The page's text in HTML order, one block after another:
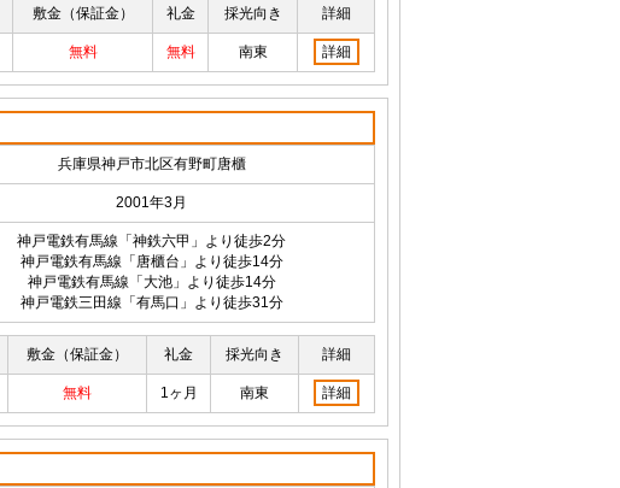
敷金（保証金） 礼金 採光向き 詳細
無料 無料 南東 詳細
兵庫県神戸市北区有野町唐櫃
2001年3月
神戸電鉄有馬線「神鉄六甲」より徒歩2分
神戸電鉄有馬線「唐櫃台」より徒歩14分
神戸電鉄有馬線「大池」より徒歩14分
神戸電鉄三田線「有馬口」より徒歩31分
敷金（保証金） 礼金 採光向き 詳細
無料 1ヶ月 南東 詳細